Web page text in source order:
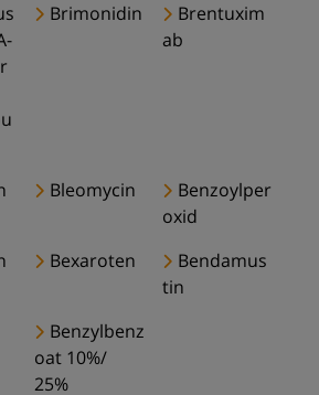
Brimonidin
Brentuxim
ab
Bleomycin
Benzoylper
oxid
Bexaroten
Bendamus
tin
Benzylbenz
oat 10%/
25%